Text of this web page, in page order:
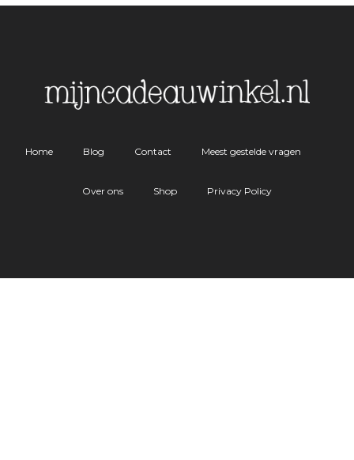
Home Blog Contact Meest gestelde vragen
Over ons Shop Privacy Policy